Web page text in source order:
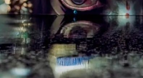
Prime Video